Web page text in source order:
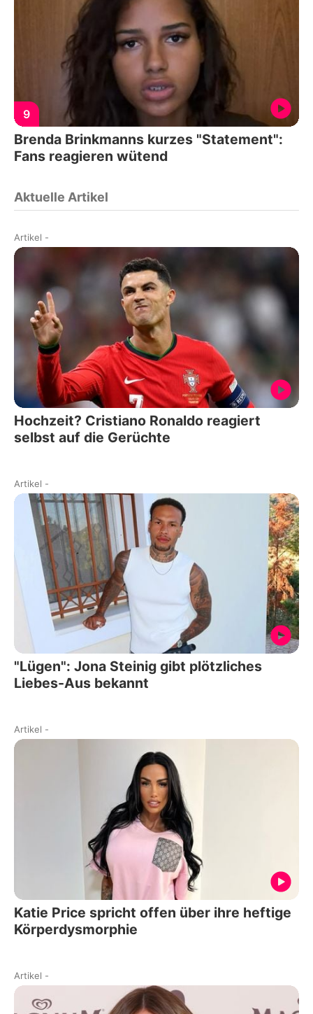
9
Brenda Brinkmanns kurzes "Statement":
Fans reagieren wütend
Aktuelle Artikel
Artikel -
Hochzeit? Cristiano Ronaldo reagiert
selbst auf die Gerüchte
Artikel -
"Lügen": Jona Steinig gibt plötzliches
Liebes-Aus bekannt
Artikel -
Katie Price spricht offen über ihre heftige
Körperdysmorphie
Artikel -